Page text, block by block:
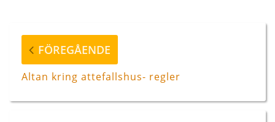
Föregående
inlägg
FÖREGÅENDE
Altan kring attefallshus- regler